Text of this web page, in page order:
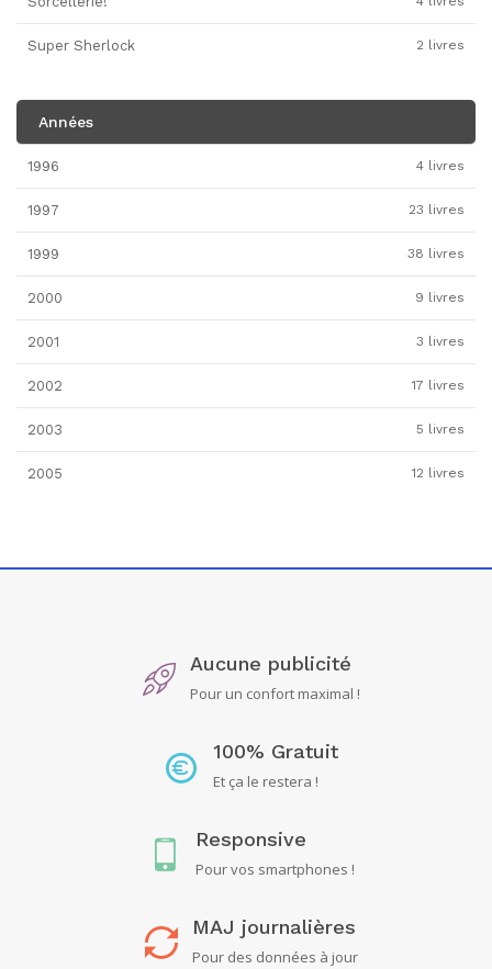
Super Sherlock 2 livres
Années
1996 4 livres
1997 23 livres
1999 38 livres
2000 9 livres
2001 3 livres
2002 17 livres
2003 5 livres
2005 12 livres
Aucune publicité
Pour un confort maximal !
100% Gratuit
Et ça le restera !
Responsive
Pour vos smartphones !
MAJ journalières
Pour des données à jour